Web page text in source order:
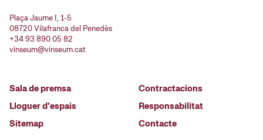
Plaça Jaume I, 1-5
08720 Vilafranca del Penedès
+34 93 890 05 82
vinseum@vinseum.cat
Sala de premsa
Lloguer d'espais
Sitemap
Contractacions
Responsabilitat
Contacte